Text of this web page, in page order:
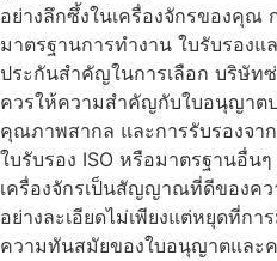
อย่างลึกซึ้งในเครื่องจักรของคุณ
มาตรฐานการทำงาน ใบรับรอง
ประกันสำคัญในการเลือก บริษัท
ควรให้ความสำคัญกับใบอนุญาต
คุณภาพสากล และการรับรองจา
ใบรับรอง ISO หรือมาตรฐานอื่น
เครื่องจักรเป็นสัญญาณที่ดีของค
อย่างละเอียดไม่เพียงแต่หยุดที่ก
ความทันสมัยของใบอนุญาตและ